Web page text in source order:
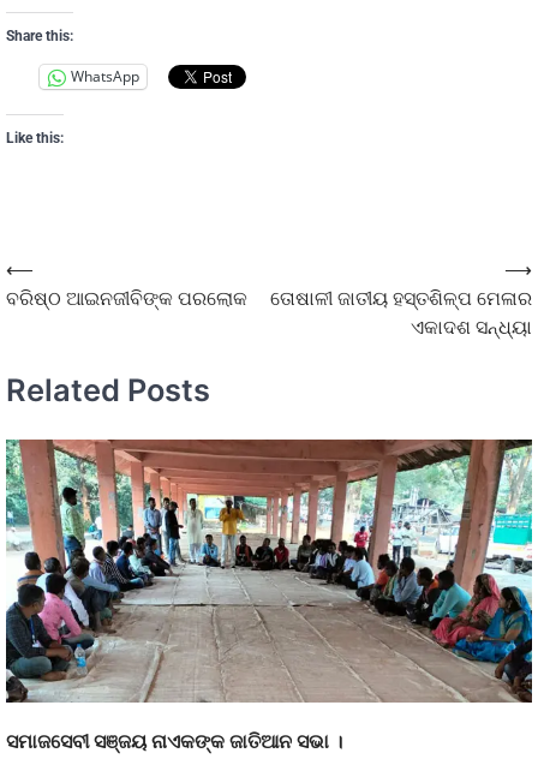
Share this:
WhatsApp
Like this:
⟵
ବରିଷ୍ଠ ଆଇନଜୀବିଙ୍କ ପରଲୋକ
ତୋଷାଳୀ ଜାତୀୟ ହସ୍ତଶିଳ୍ପ ମେଳାର
ଏକାଦଶ ସନ୍ଧ୍ୟା
⟶
Related Posts
ସମାଜସେବୀ ସଞ୍ଜୟ ନାଏକଙ୍କ ଜାତିଆନ ସଭା ।